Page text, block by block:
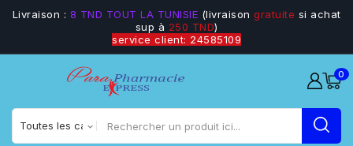
Livraison : 8 TND TOUT LA TUNISIE (livraison gratuite si achat
sup à 250 TND)
service client: 24585109
0